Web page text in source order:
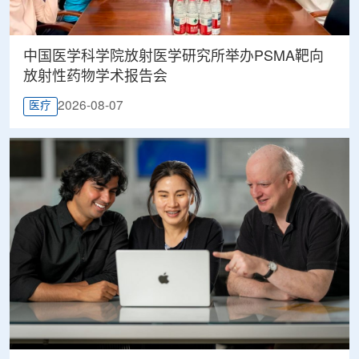
中国医学科学院放射医学研究所举办PSMA靶向
放射性药物学术报告会
医疗 2026-08-07